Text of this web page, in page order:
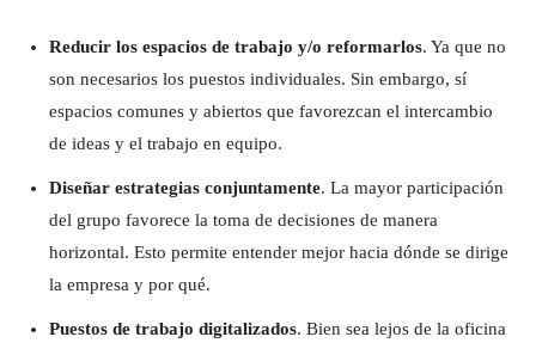
Reducir los espacios de trabajo y/o reformarlos. Ya que no
son necesarios los puestos individuales. Sin embargo, sí
espacios comunes y abiertos que favorezcan el intercambio
de ideas y el trabajo en equipo.
Diseñar estrategias conjuntamente. La mayor participación
del grupo favorece la toma de decisiones de manera
horizontal. Esto permite entender mejor hacia dónde se dirige
la empresa y por qué.
Puestos de trabajo digitalizados. Bien sea lejos de la oficina